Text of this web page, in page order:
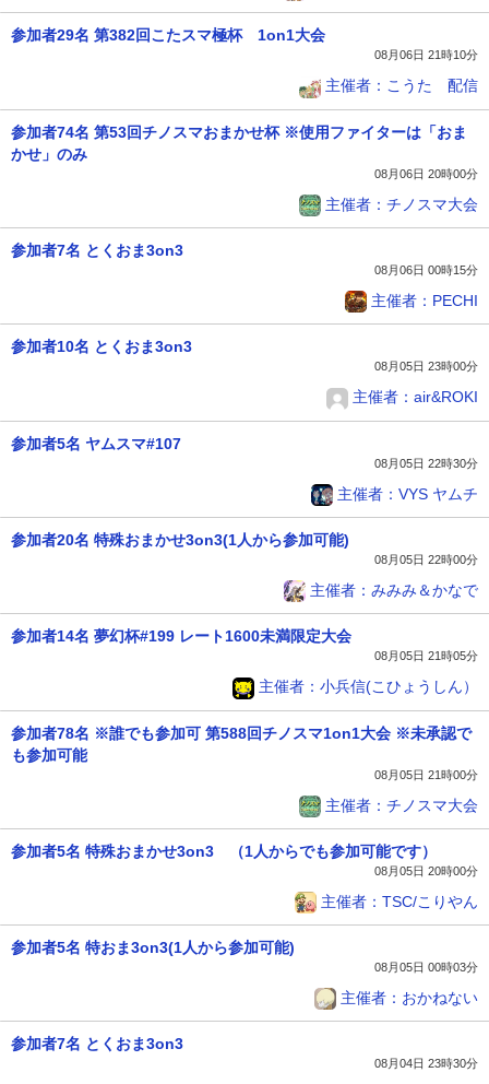
参加者29名 第382回こたスマ極杯 1on1大会
08月06日 21時10分
主催者：こうた 配信
参加者74名 第53回チノスマおまかせ杯 ※使用ファイターは「おま
かせ」のみ
08月06日 20時00分
主催者：チノスマ大会
参加者7名 とくおま3on3
08月06日 00時15分
主催者：PECHI
参加者10名 とくおま3on3
08月05日 23時00分
主催者：air&ROKI
参加者5名 ヤムスマ#107
08月05日 22時30分
主催者：VYS ヤムチ
参加者20名 特殊おまかせ3on3(1人から参加可能)
08月05日 22時00分
主催者：みみみ＆かなで
参加者14名 夢幻杯#199 レート1600未満限定大会
08月05日 21時05分
主催者：小兵信(こひょうしん）
参加者78名 ※誰でも参加可 第588回チノスマ1on1大会 ※未承認で
も参加可能
08月05日 21時00分
主催者：チノスマ大会
参加者5名 特殊おまかせ3on3 （1人からでも参加可能です）
08月05日 20時00分
主催者：TSC/こりやん
参加者5名 特おま3on3(1人から参加可能)
08月05日 00時03分
主催者：おかねない
参加者7名 とくおま3on3
08月04日 23時30分